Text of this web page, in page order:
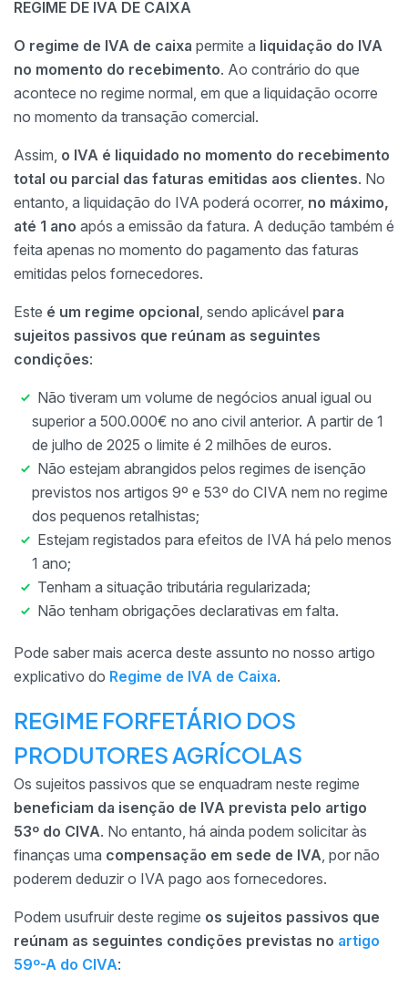
REGIME DE IVA DE CAIXA
O regime de IVA de caixa permite a liquidação do IVA
no momento do recebimento. Ao contrário do que
acontece no regime normal, em que a liquidação ocorre
no momento da transação comercial.
Assim, o IVA é liquidado no momento do recebimento
total ou parcial das faturas emitidas aos clientes. No
entanto, a liquidação do IVA poderá ocorrer, no máximo,
até 1 ano após a emissão da fatura. A dedução também é
feita apenas no momento do pagamento das faturas
emitidas pelos fornecedores.
Este é um regime opcional, sendo aplicável para
sujeitos passivos que reúnam as seguintes
condições:
Não tiveram um volume de negócios anual igual ou
superior a 500.000€ no ano civil anterior. A partir de 1
de julho de 2025 o limite é 2 milhões de euros.
Não estejam abrangidos pelos regimes de isenção
previstos nos artigos 9º e 53º do CIVA nem no regime
dos pequenos retalhistas;
Estejam registados para efeitos de IVA há pelo menos
1 ano;
Tenham a situação tributária regularizada;
Não tenham obrigações declarativas em falta.
Pode saber mais acerca deste assunto no nosso artigo
explicativo do Regime de IVA de Caixa.
REGIME FORFETÁRIO DOS
PRODUTORES AGRÍCOLAS
Os sujeitos passivos que se enquadram neste regime
beneficiam da isenção de IVA prevista pelo artigo
53º do CIVA. No entanto, há ainda podem solicitar às
finanças uma compensação em sede de IVA, por não
poderem deduzir o IVA pago aos fornecedores.
Podem usufruir deste regime os sujeitos passivos que
reúnam as seguintes condições previstas no artigo
59º-A do CIVA: